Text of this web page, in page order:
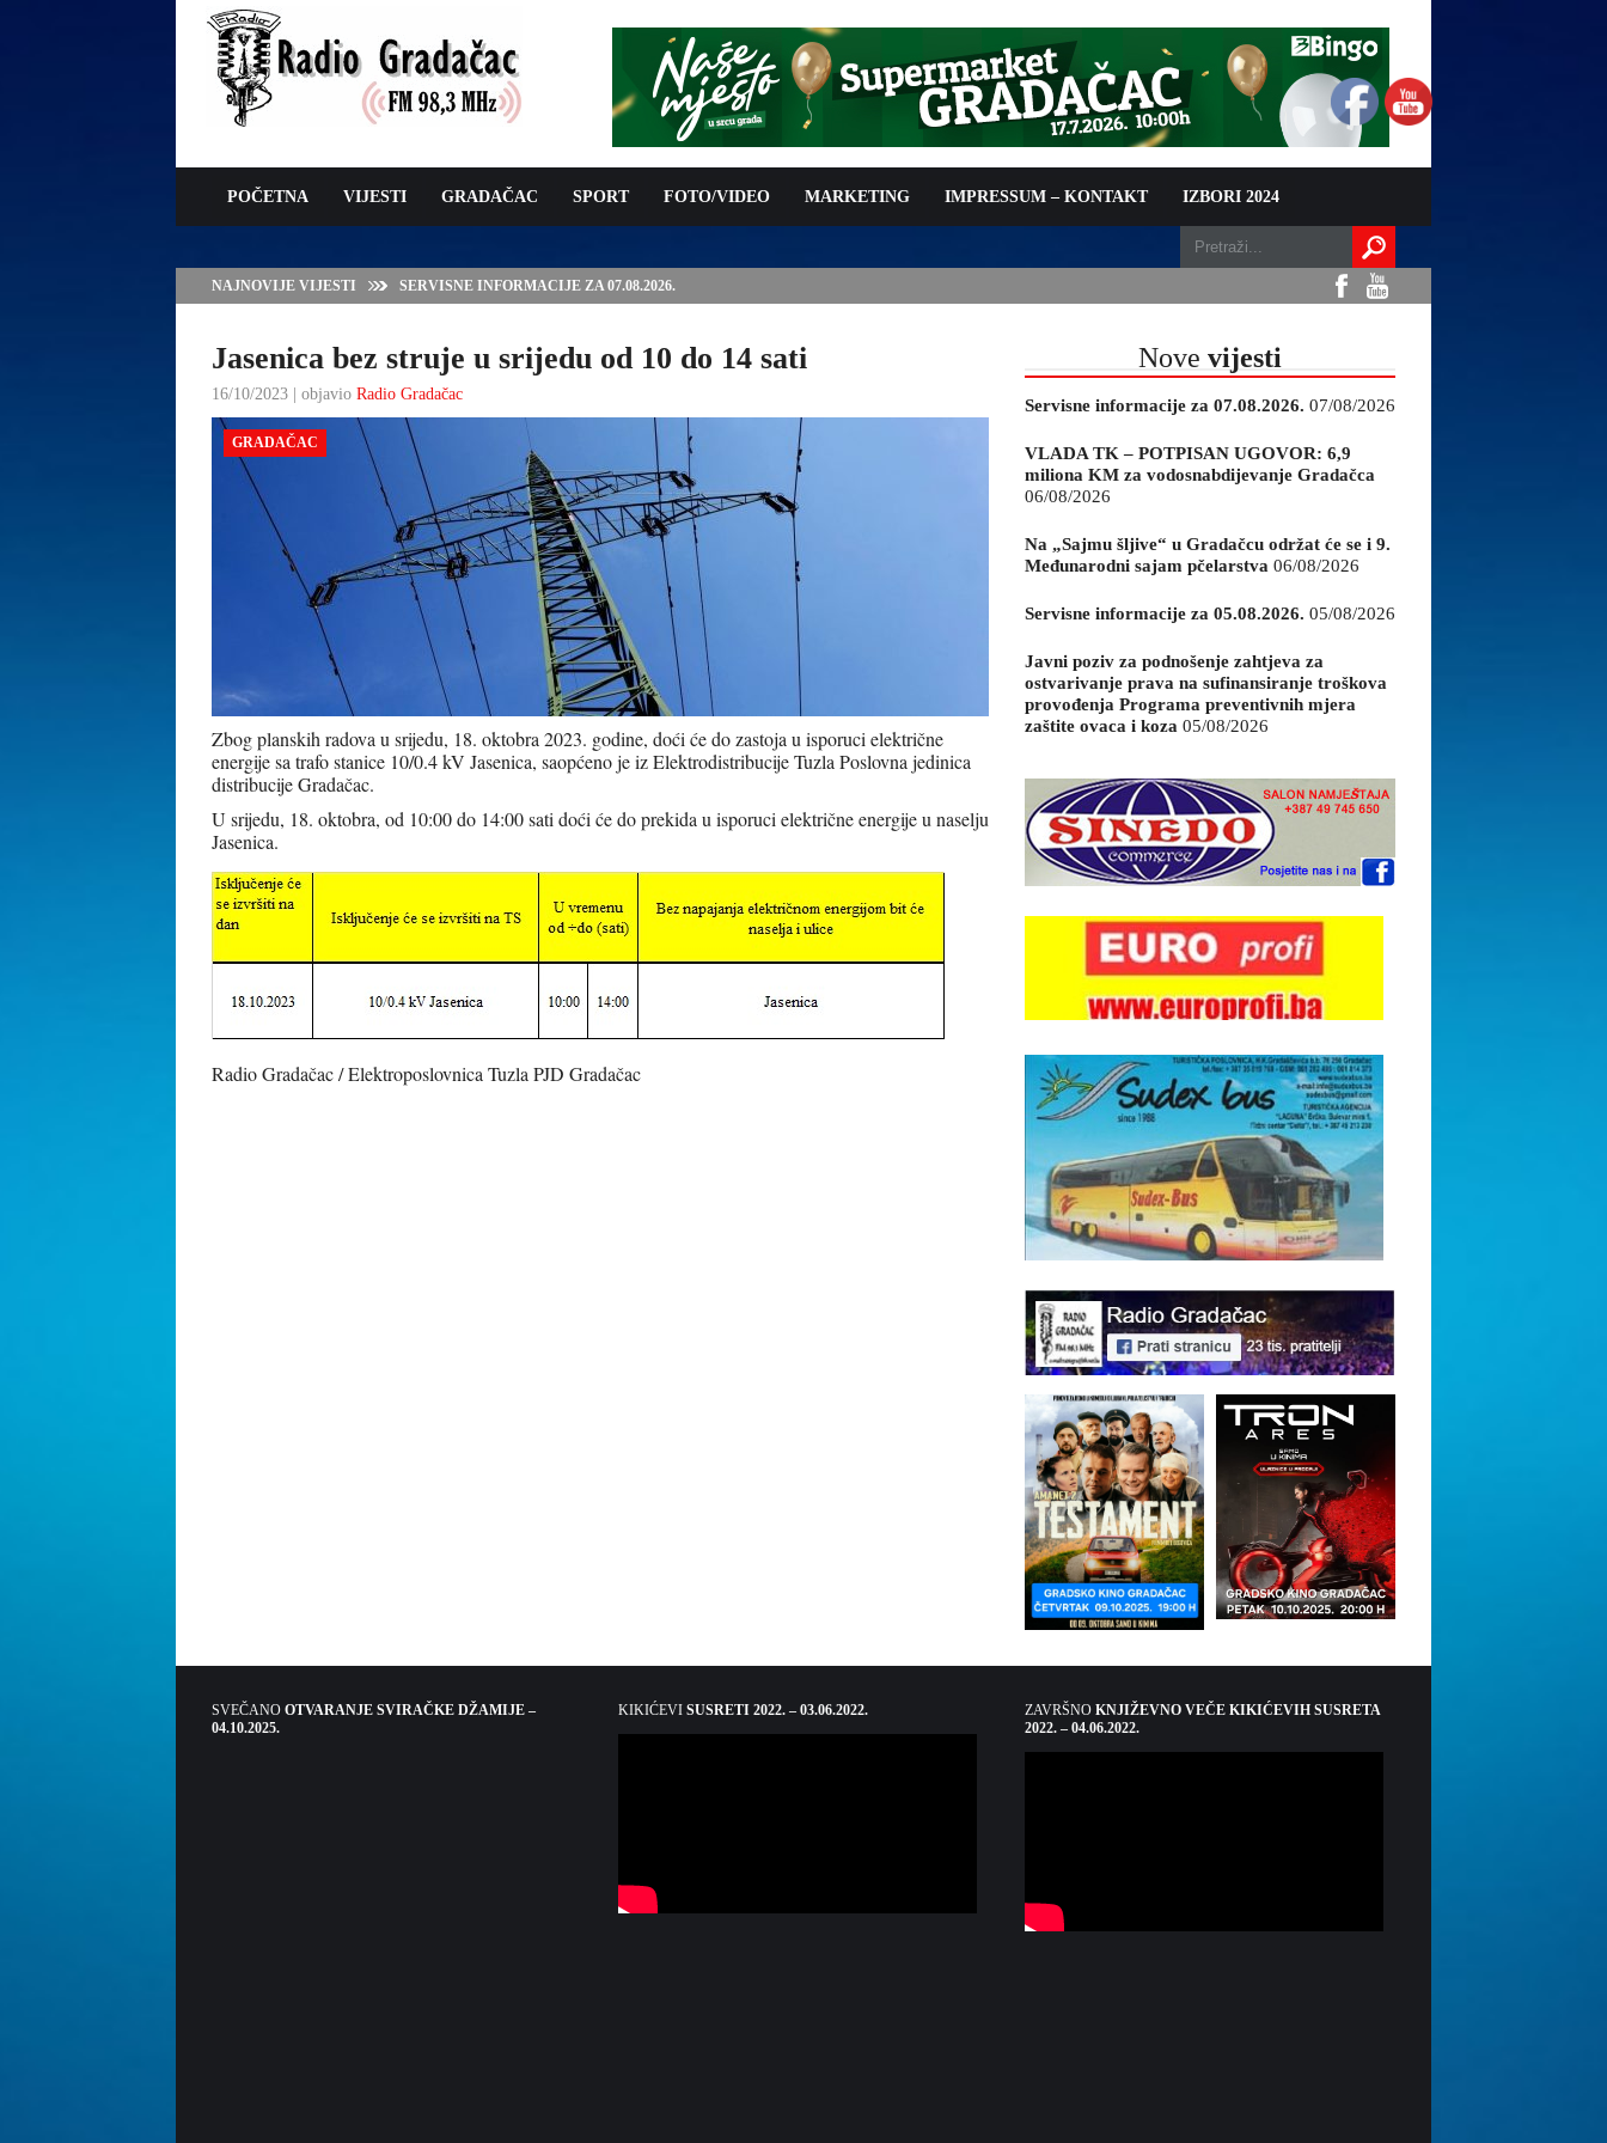
POČETNA VIJESTI GRADAČAC SPORT FOTO/VIDEO MARKETING IMPRESSUM – KONTAKT IZBORI 2024
NAJNOVIJE VIJESTI
VLADA TK – POTPISAN UGOVOR: 6,9 MILIONA KM ZA VODOSNABDIJEVANJE
GRADAČCA
Jasenica bez struje u srijedu od 10 do 14 sati
16/10/2023 | objavio Radio Gradačac
GRADAČAC
Zbog planskih radova u srijedu, 18. oktobra 2023. godine, doći će do zastoja u isporuci električne
energije sa trafo stanice 10/0.4 kV Jasenica, saopćeno je iz Elektrodistribucije Tuzla Poslovna jedinica
distribucije Gradačac.
U srijedu, 18. oktobra, od 10:00 do 14:00 sati doći će do prekida u isporuci električne energije u naselju
Jasenica.
Radio Gradačac / Elektroposlovnica Tuzla PJD Gradačac
Nove vijesti
Servisne informacije za 07.08.2026. 07/08/2026
VLADA TK – POTPISAN UGOVOR: 6,9
miliona KM za vodosnabdijevanje Gradačca
06/08/2026
Na „Sajmu šljive“ u Gradačcu održat će se i 9.
Međunarodni sajam pčelarstva 06/08/2026
Servisne informacije za 05.08.2026. 05/08/2026
Javni poziv za podnošenje zahtjeva za
ostvarivanje prava na sufinansiranje troškova
provođenja Programa preventivnih mjera
zaštite ovaca i koza 05/08/2026
SVEČANO OTVARANJE SVIRAČKE DŽAMIJE –
04.10.2025.
KIKIĆEVI SUSRETI 2022. – 03.06.2022. ZAVRŠNO KNJIŽEVNO VEČE KIKIĆEVIH SUSRETA
2022. – 04.06.2022.